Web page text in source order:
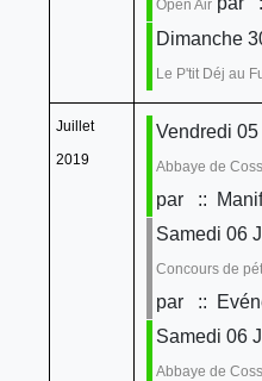
Open Air
Dimanche
Le P'tit Déj au
Juillet
2019
Vendredi
Abbaye de
par
::
Samedi 06
Concours de
par
::
Samedi 06
Abbaye de